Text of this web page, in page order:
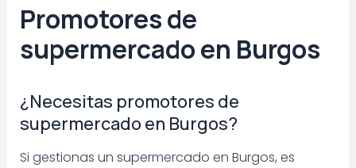
Promotores de
supermercado en Burgos
¿Necesitas promotores de
supermercado en Burgos?
Si gestionas un supermercado en Burgos, es